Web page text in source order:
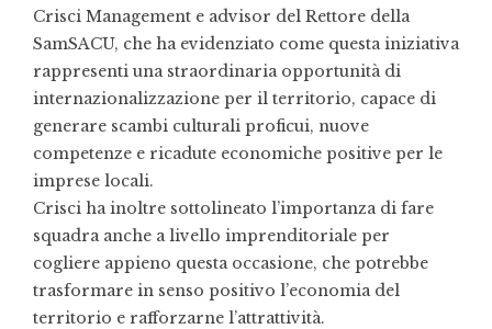
Crisci Management e advisor del Rettore della
SamSACU, che ha evidenziato come questa iniziativa
rappresenti una straordinaria opportunità di
internazionalizzazione per il territorio, capace di
generare scambi culturali proficui, nuove
competenze e ricadute economiche positive per le
imprese locali.
Crisci ha inoltre sottolineato l’importanza di fare
squadra anche a livello imprenditoriale per
cogliere appieno questa occasione, che potrebbe
trasformare in senso positivo l’economia del
territorio e rafforzarne l’attrattività.